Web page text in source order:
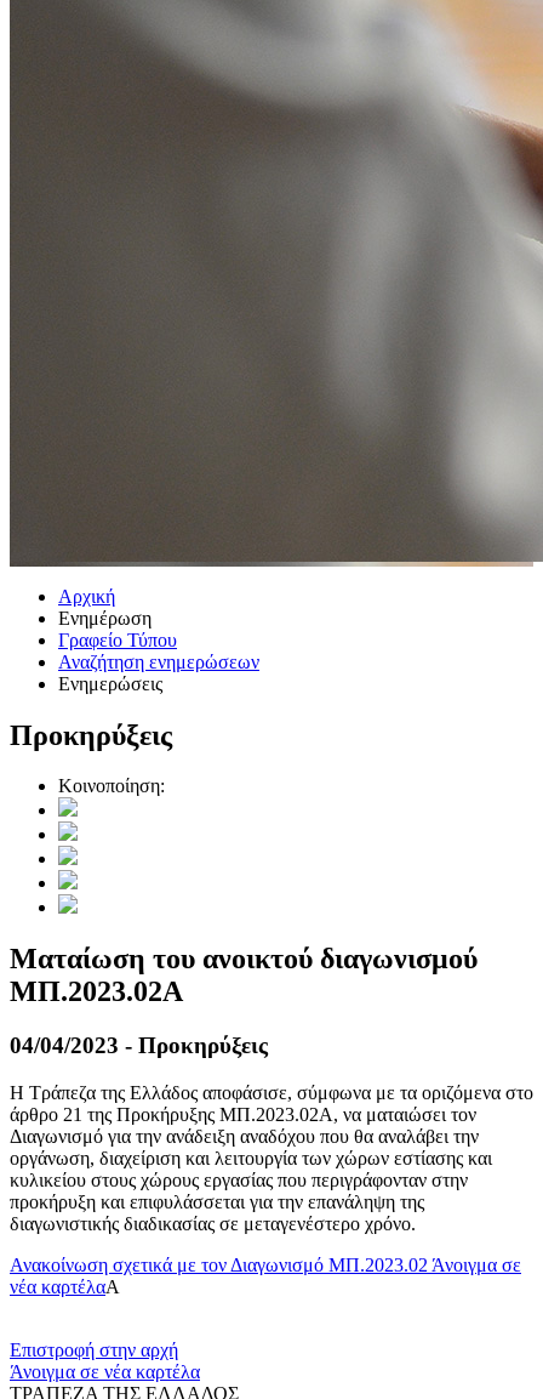
Αρχική
Ενημέρωση
Γραφείο Τύπου
Αναζήτηση ενημερώσεων
Ενημερώσεις
Προκηρύξεις
Κοινοποίηση:
Mαταίωση του ανοικτού διαγωνισμού
ΜΠ.2023.02Α
04/04/2023 - Προκηρύξεις
Η Τράπεζα της Ελλάδος αποφάσισε, σύμφωνα με τα οριζόμενα στο
άρθρο 21 της Προκήρυξης ΜΠ.2023.02Α, να ματαιώσει τον
Διαγωνισμό για την ανάδειξη αναδόχου που θα αναλάβει την
οργάνωση, διαχείριση και λειτουργία των χώρων εστίασης και
κυλικείου στους χώρους εργασίας που περιγράφονταν στην
προκήρυξη και επιφυλάσσεται για την επανάληψη της
διαγωνιστικής διαδικασίας σε μεταγενέστερο χρόνο.
Ανακοίνωση σχετικά με τον Διαγωνισμό ΜΠ.2023.02 Άνοιγμα σε
νέα καρτέλαΑ
Επιστροφή στην αρχή
Άνοιγμα σε νέα καρτέλα
ΤΡΑΠΕΖΑ ΤΗΣ ΕΛΛΑΔΟΣ